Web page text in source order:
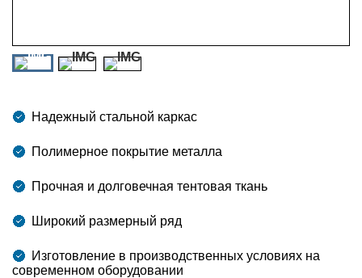
Надежный стальной каркас
Полимерное покрытие металла
Прочная и долговечная тентовая ткань
Широкий размерный ряд
Изготовление в производственных условиях на
современном оборудовании